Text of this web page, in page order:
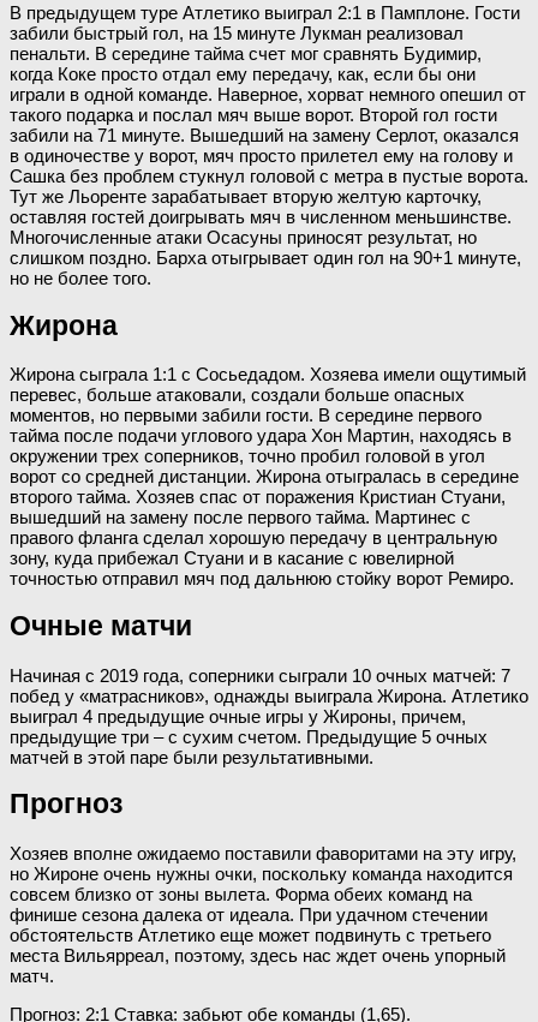
В предыдущем туре Атлетико выиграл 2:1 в Памплоне. Гости
забили быстрый гол, на 15 минуте Лукман реализовал
пенальти. В середине тайма счет мог сравнять Будимир,
когда Коке просто отдал ему передачу, как, если бы они
играли в одной команде. Наверное, хорват немного опешил от
такого подарка и послал мяч выше ворот. Второй гол гости
забили на 71 минуте. Вышедший на замену Серлот, оказался
в одиночестве у ворот, мяч просто прилетел ему на голову и
Сашка без проблем стукнул головой с метра в пустые ворота.
Тут же Льоренте зарабатывает вторую желтую карточку,
оставляя гостей доигрывать мяч в численном меньшинстве.
Многочисленные атаки Осасуны приносят результат, но
слишком поздно. Барха отыгрывает один гол на 90+1 минуте,
но не более того.
Жирона
Жирона сыграла 1:1 с Сосьедадом. Хозяева имели ощутимый
перевес, больше атаковали, создали больше опасных
моментов, но первыми забили гости. В середине первого
тайма после подачи углового удара Хон Мартин, находясь в
окружении трех соперников, точно пробил головой в угол
ворот со средней дистанции. Жирона отыгралась в середине
второго тайма. Хозяев спас от поражения Кристиан Стуани,
вышедший на замену после первого тайма. Мартинес с
правого фланга сделал хорошую передачу в центральную
зону, куда прибежал Стуани и в касание с ювелирной
точностью отправил мяч под дальнюю стойку ворот Ремиро.
Очные матчи
Начиная с 2019 года, соперники сыграли 10 очных матчей: 7
побед у «матрасников», однажды выиграла Жирона. Атлетико
выиграл 4 предыдущие очные игры у Жироны, причем,
предыдущие три – с сухим счетом. Предыдущие 5 очных
матчей в этой паре были результативными.
Прогноз
Хозяев вполне ожидаемо поставили фаворитами на эту игру,
но Жироне очень нужны очки, поскольку команда находится
совсем близко от зоны вылета. Форма обеих команд на
финише сезона далека от идеала. При удачном стечении
обстоятельств Атлетико еще может подвинуть с третьего
места Вильярреал, поэтому, здесь нас ждет очень упорный
матч.
Прогноз: 2:1 Ставка: забьют обе команды (1,65).